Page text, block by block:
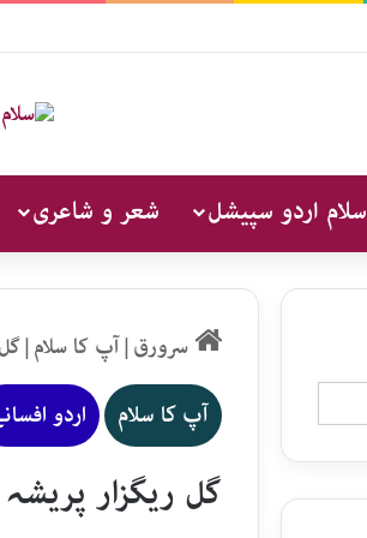
سلام اردو سپیشل شعر و شاعری
سرورق|آپ کا سلام|
آپ کا سلام اردو
گل ریگزار